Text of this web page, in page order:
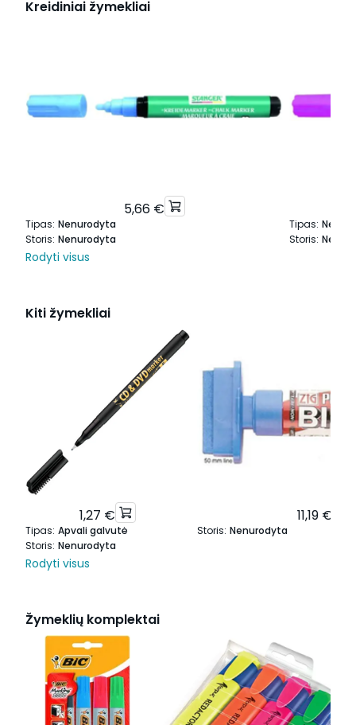
Kreidiniai žymekliai
5,66 €
Tipas: Nenurodyta
Storis: Nenurodyta
Tipas:
Storis:
Rodyti visus
Kiti žymekliai
1,27 €
Tipas: Apvali galvutė
Storis: Nenurodyta
11,19 €
Storis: Nenurodyta
Rodyti visus
Žymeklių komplektai